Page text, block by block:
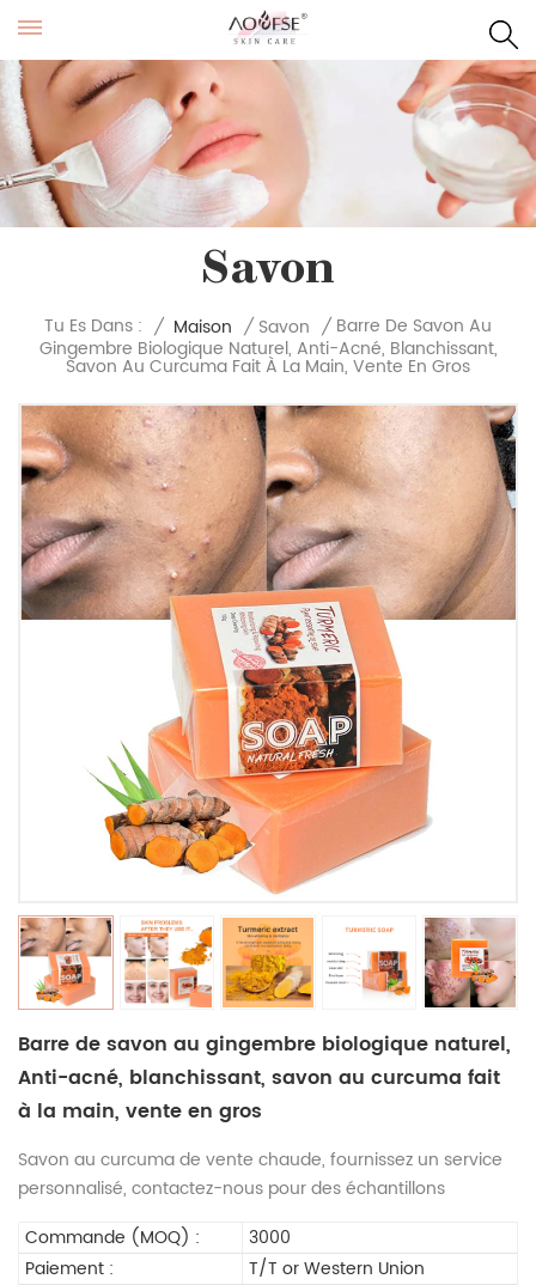
Savon
Tu Es Dans : / Maison / Savon / Barre De Savon Au
Gingembre Biologique Naturel, Anti-Acné, Blanchissant,
Savon Au Curcuma Fait À La Main, Vente En Gros
Barre de savon au gingembre biologique naturel,
Anti-acné, blanchissant, savon au curcuma fait
à la main, vente en gros
Savon au curcuma de vente chaude, fournissez un service
personnalisé, contactez-nous pour des échantillons
Commande (MOQ) :
3000
Paiement :
T/T or Western Union